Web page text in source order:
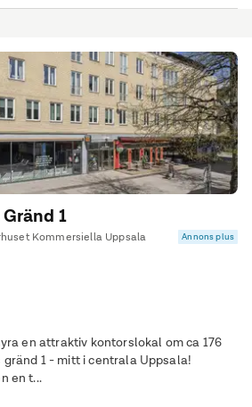
1
Kommersiella Uppsala Annons plus
en attraktiv kontorslokal om ca 176
gränd 1 - mitt i centrala Uppsala!
en t...